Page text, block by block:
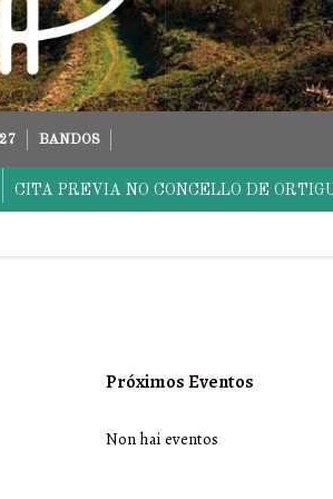
BANDOS
CITA PREVIA NO CONCELLO DE
Próximos Eventos
Non hai eventos